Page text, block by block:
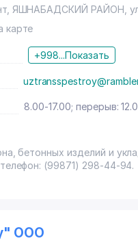
, ЯШНАБАДСКИЙ РАЙОН
карте
+998...Показать
8.00-17.00; перерыв:
бетонных изделий и
(99871) 298-44-94.
ООО